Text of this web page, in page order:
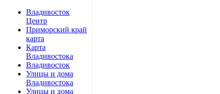
Владивосток
Центр
Приморский край
карта
Карта
Владивостока
Владивосток
Улицы и дома
Владивостока
Улицы и дома